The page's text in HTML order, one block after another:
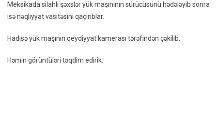
TIR-
In
Kəsib
Qaçırdılar
Meksikada silahlı şəxslər yük maşınının sürücüsünü hədələyib sonra
isə nəqliyyat vasitəsini qaçırıblar.
Hadisə yük maşının qeydiyyat kamerası tərəfindən çəkilib.
Həmin görüntüləri təqdim edirik: